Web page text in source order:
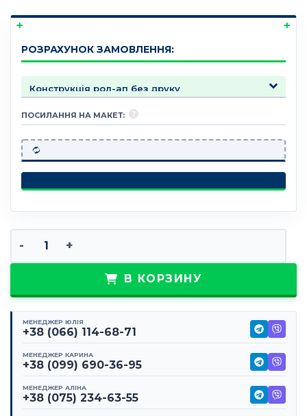
РОЗРАХУНОК ЗАМОВЛЕННЯ:
ПОСИЛАННЯ НА МАКЕТ:
В КОРЗИНУ
МЕНЕДЖЕР ЮЛІЯ
+38 (066) 114-68-71
МЕНЕДЖЕР КАРИНА
+38 (099) 690-36-95
МЕНЕДЖЕР АЛІНА
+38 (075) 234-63-55